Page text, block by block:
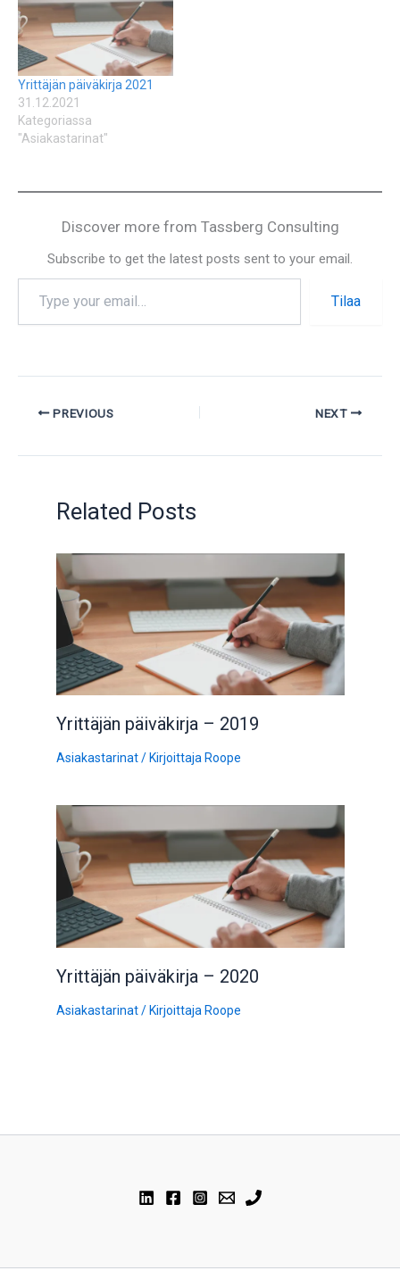
Yrittäjän päiväkirja 2021
31.12.2021
Kategoriassa
"Asiakastarinat"
Discover more from Tassberg Consulting
Subscribe to get the latest posts sent to your email.
Tilaa
PREVIOUS NEXT
Related Posts
Yrittäjän päiväkirja – 2019
Asiakastarinat/ Kirjoittaja Roope
Yrittäjän päiväkirja – 2020
Asiakastarinat/ Kirjoittaja Roope